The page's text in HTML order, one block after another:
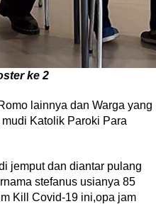
ke 2
lainnya dan Warga yang
Katolik Paroki Para
jemput dan diantar pulang
stefanus usianya 85
Kill Covid-19 ini,opa jam